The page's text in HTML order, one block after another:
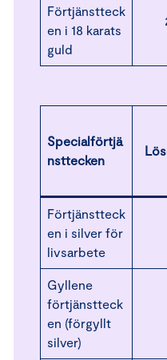
Förtjänstteck
en i 18 karats
guld
Specialförtjä
nsttecken
Förtjänstteck
en i silver för
livsarbete
Gyllene
förtjänstteck
en (förgyllt
silver)